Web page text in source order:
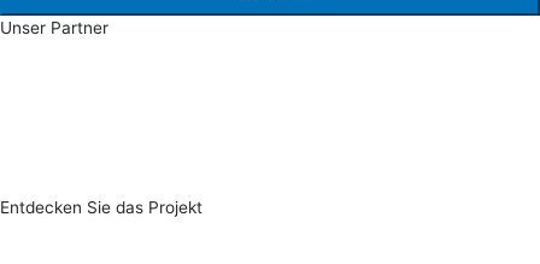
Unser Partner
Entdecken Sie das Projekt